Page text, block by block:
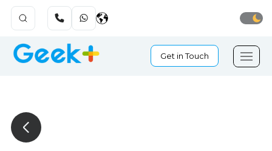
Get in Touch